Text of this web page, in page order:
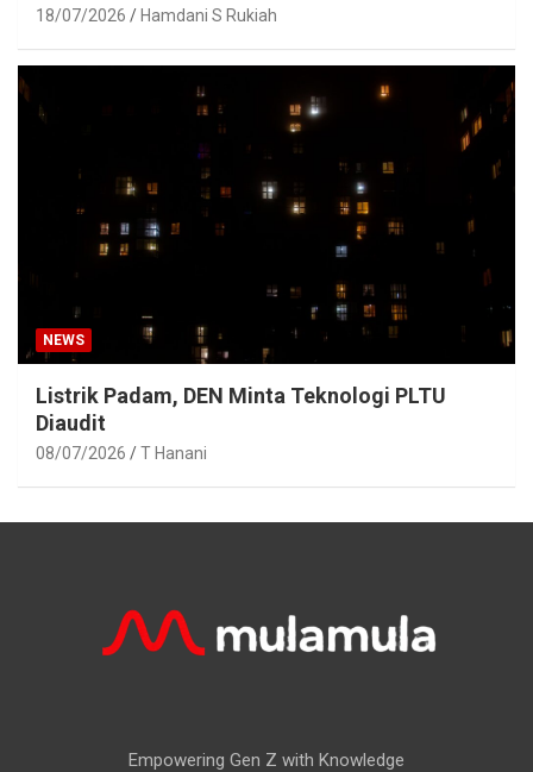
18/07/2026 Hamdani S Rukiah
NEWS
Listrik Padam, DEN Minta Teknologi PLTU
Diaudit
08/07/2026 T Hanani
Empowering Gen Z with Knowledge